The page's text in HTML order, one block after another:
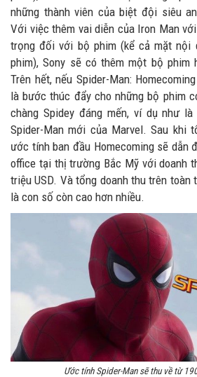
những thành viên của biệt đội siêu
Với việc thêm vai diễn của Iron Man
trọng đối với bộ phim (kể cả mặt nội
phim), Sony sẽ có thêm một bộ phim
Trên hết, nếu Spider-Man:
là bước thúc đẩy cho những bộ phim
chàng Spidey đáng mến, ví dụ như
Spider-Man mới của Marvel. Sau khi
ước tính ban đầu Homecoming sẽ dẫn
office tại thị trường Bắc Mỹ với doanh
triệu USD. Và tổng doanh thu trên
là con số còn cao hơn nhiều.
Ước tính Spider-Man sẽ thu về từ